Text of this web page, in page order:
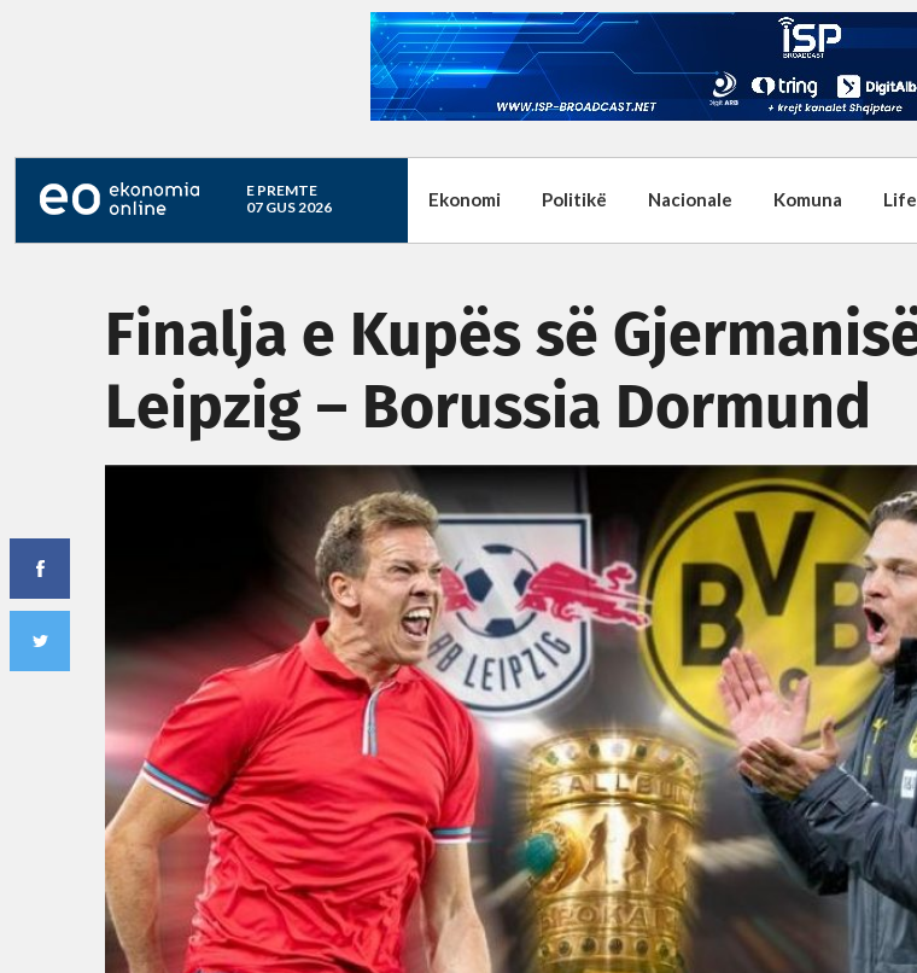
E PREMTE
07 GUS 2026
Ekonomi Politikë Nacionale Komuna
Finalja e Kupës së
Leipzig – Borussia Dormund